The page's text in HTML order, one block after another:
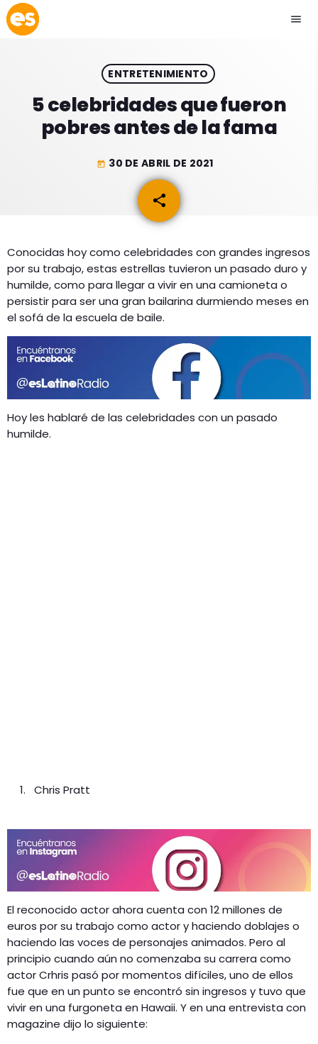
menu
play_arrow EMISIÓN LA PAZ
EMISIÓN COCHABAMBA
ACTUALIDAD
ESPECTÁCULOS
GEEKERS
MÚSICA
LOS + TOP
PROGRAMACIÓN
INICIO
RADIO SPLENDID
CONTACTO
ENTRETENIMIENTO
5 celebridades que fueron
pobres antes de la fama
today 30 DE ABRIL DE 2021
share
email
Conocidas hoy como celebridades con grandes ingresos
por su trabajo, estas estrellas tuvieron un pasado duro y
humilde, como para llegar a vivir en una camioneta o
persistir para ser una gran bailarina durmiendo meses en
el sofá de la escuela de baile.
Hoy les hablaré de las celebridades con un pasado
humilde.
Chris Pratt
El reconocido actor ahora cuenta con 12 millones de
euros por su trabajo como actor y haciendo doblajes o
haciendo las voces de personajes animados. Pero al
principio cuando aún no comenzaba su carrera como
actor Crhris pasó por momentos difíciles, uno de ellos
fue que en un punto se encontró sin ingresos y tuvo que
vivir en una furgoneta en Hawaii. Y en una entrevista con
magazine dijo lo siguiente: